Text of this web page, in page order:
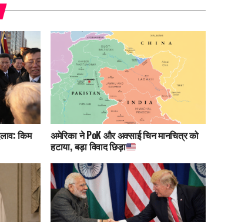
किम अमेरिका ने PoK और अक्साई चिन मानचित्र को
हटाया, बड़ा विवाद छिड़ा